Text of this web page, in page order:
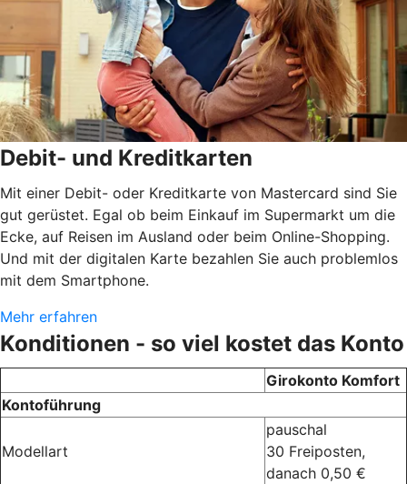
Debit- und Kreditkarten
Mit einer Debit- oder Kreditkarte von Mastercard sind Sie
gut gerüstet. Egal ob beim Einkauf im Supermarkt um die
Ecke, auf Reisen im Ausland oder beim Online-Shopping.
Und mit der digitalen Karte bezahlen Sie auch problemlos
mit dem Smartphone.
Mehr erfahren
Konditionen - so viel kostet das Konto
Girokonto Komfort
Kontoführung
Modellart
pauschal
30 Freiposten,
danach 0,50 €